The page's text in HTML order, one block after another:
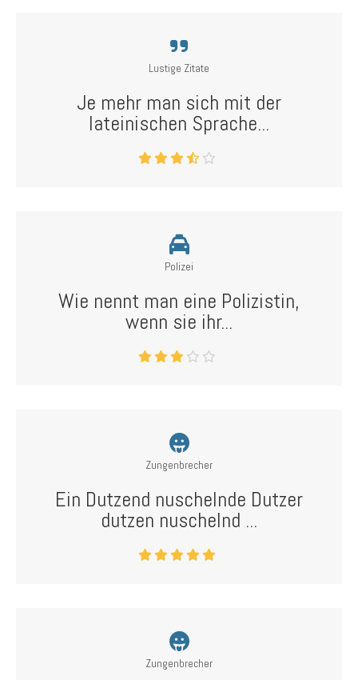
Lustige Zitate
Je mehr man sich mit der
lateinischen Sprache...
Polizei
Wie nennt man eine Polizistin,
wenn sie ihr...
Zungenbrecher
Ein Dutzend nuschelnde Dutzer
dutzen nuschelnd ...
Zungenbrecher